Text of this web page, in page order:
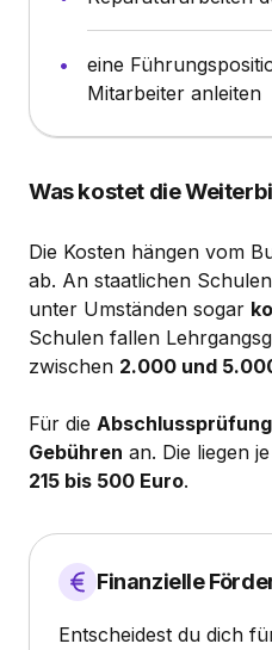
eine
Mitarbeiter anleiten
Was kostet die
Die Kosten hängen vom
ab. An staatlichen
unter Umständen sogar
Schulen fallen
zwischen 2.000 und
Für die Abschlussprüfung
Gebühren an. Die liegen
215 bis 500 Euro.
Finanzielle
Entscheidest du dich